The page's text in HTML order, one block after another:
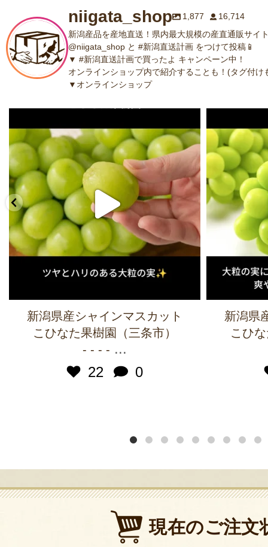
niigata_shop 1,877
16,714
新潟産品を産地直送！県内最大規模の産直通販サイ
@niigata_shop と #新潟直送計画 をつけて投稿📱
▼ #新潟直送計画で買ったよ キャンペーン中！
オンラインショップ内で紹介することも！(タグ付け
▼オンラインショップ
新潟県産シャインマスカット
こひなた果樹園（三条市）
- - - - ...
22
0
新潟県
こひ
現在のご注文